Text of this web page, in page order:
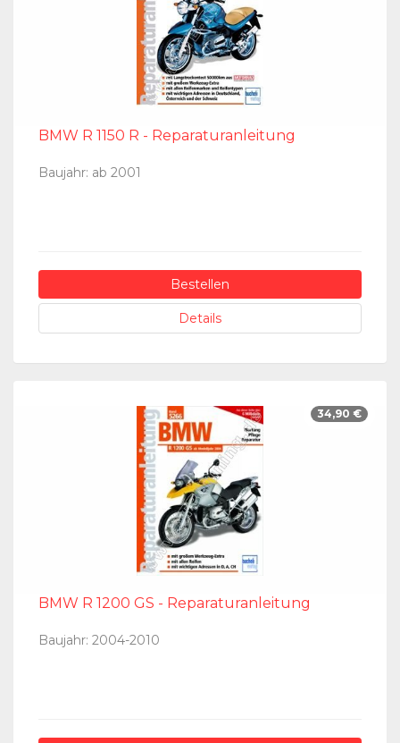
BMW R 1150 R - Reparaturanleitung
Baujahr: ab 2001
Bestellen
Details
34,90 €
BMW R 1200 GS - Reparaturanleitung
Baujahr: 2004-2010